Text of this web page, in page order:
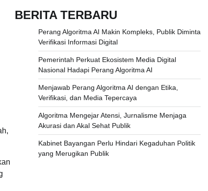
BERITA TERBARU
Perang Algoritma AI Makin Kompleks, Publik Diminta
Verifikasi Informasi Digital
Pemerintah Perkuat Ekosistem Media Digital
Nasional Hadapi Perang Algoritma AI
Menjawab Perang Algoritma AI dengan Etika,
Verifikasi, dan Media Tepercaya
Algoritma Mengejar Atensi, Jurnalisme Menjaga
Akurasi dan Akal Sehat Publik
Kabinet Bayangan Perlu Hindari Kegaduhan Politik
yang Merugikan Publik